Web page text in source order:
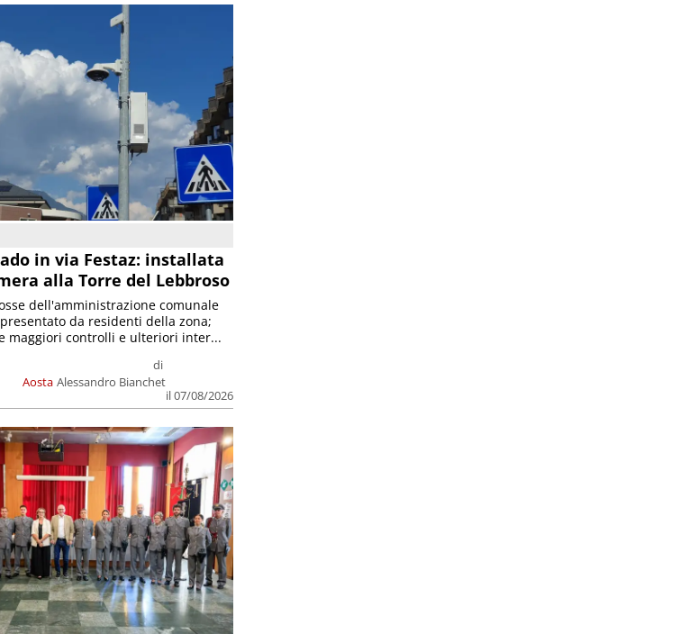
in via Festaz: installata
alla Torre del Lebbroso
Aosta
di
Alessandro Bianchet
il 07/08/2026
dell'amministrazione comunale
da residenti della zona;
maggiori controlli e ulteriori inter...